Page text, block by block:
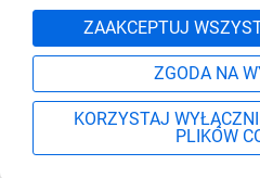
ZAAKCEPTUJ
ZGODA NA
KORZYSTAJ
PLIKÓW
801 500 700 lub
Formularz